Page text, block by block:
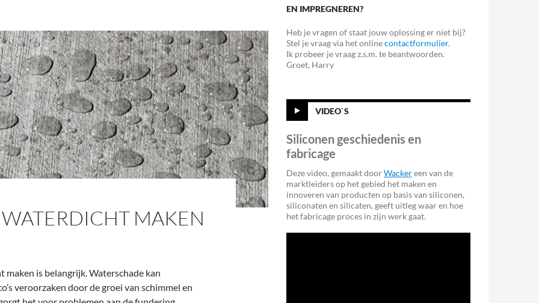
MAKEN
maken is belangrijk. Waterschade kan
veroorzaken door de groei van schimmel en
EN IMPREGNEREN?
Heb je vragen of staat jouw oplossing er niet bij?
Stel je vraag via het onlinecontactformulier.
Ik probeer je vraag z.s.m. te beantwoorden.
Groet, Harry
VIDEO`S
Siliconen geschiedenis en
fabricage
Deze video, gemaakt doorWackereen van de
marktleiders op het gebied het maken en
innoveren van producten op basis van siliconen,
siliconaten en silicaten, geeft uitleg waar en hoe
het fabricage proces in zijn werk gaat.